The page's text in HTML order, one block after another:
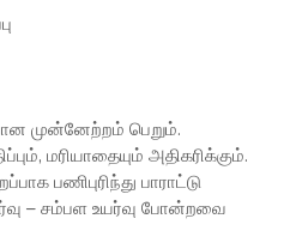
முன்னேற்றம் பெறும்.
மரியாதையும் அதிகரிக்கும்.
பணிபுரிந்து பாராட்டு
– சம்பள உயர்வு போன்றவை